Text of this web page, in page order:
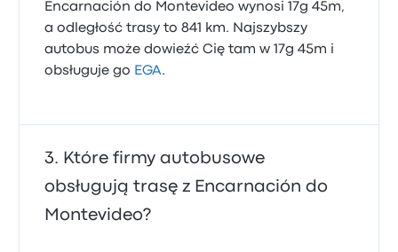
Encarnación do Montevideo wynosi 17g 45m,
a odległość trasy to 841 km. Najszybszy
autobus może dowieźć Cię tam w 17g 45m i
obsługuje go EGA.
Które firmy autobusowe
obsługują trasę z Encarnación do
Montevideo?